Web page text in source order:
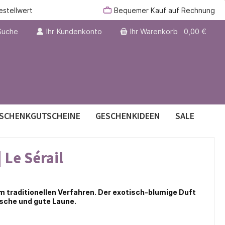
Bequemer Kauf auf Rechnung
Ihr Kundenkonto Ihr Warenkorb 0,00 €
GESCHENKIDEEN SALE
Le Sérail
traditionellen Verfahren. Der exotisch-blumige Duft
und gute Laune.